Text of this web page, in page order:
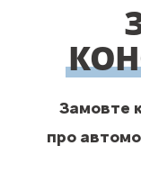
Замовте
про